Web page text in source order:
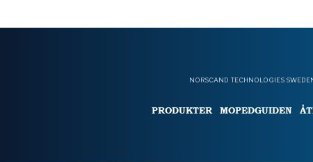
NORSCAND TECHNOLOGIES
PRODUKTER MOPEDGUIDEN